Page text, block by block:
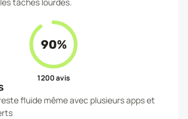
90%
1 200avis
fluide même avec plusieurs apps et